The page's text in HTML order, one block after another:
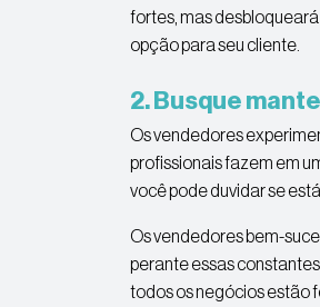
fortes, mas
opção para seu cliente.
2. Busque
Os vendedores
profissionais fazem em
você pode duvidar se
Os vendedores bem-
perante essas
todos os negócios estão